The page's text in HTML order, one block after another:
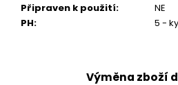
Připraven k použití:
NE
PH: 5 -
Výměna zboží